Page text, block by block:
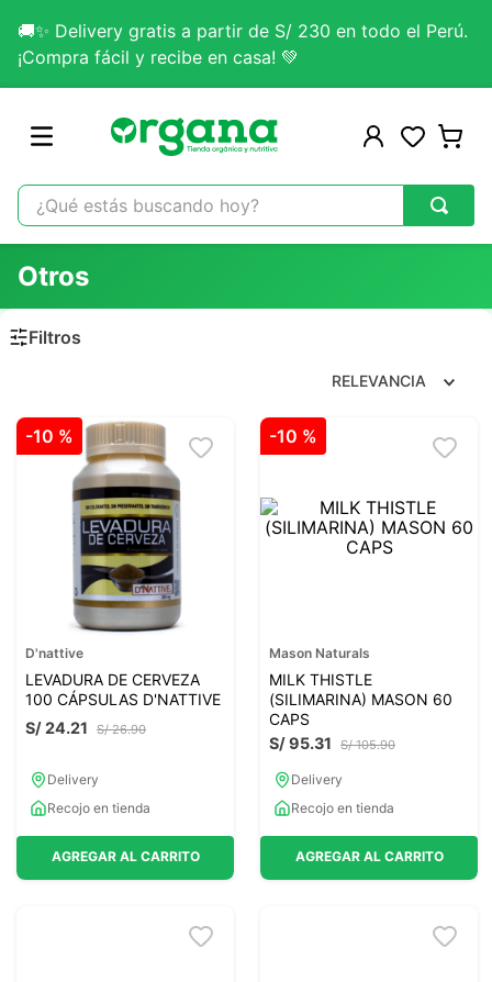
🚚✨ Delivery gratis a partir de S/ 230 en todo el Perú.
¡Compra fácil y recibe en casa! 💚
¿Qué estás buscando hoy?
1.
omega 3
2.
citrato magnesio
5.
kefir
glicinato magnesio
magnesio
melena leon
stevia
proteina
Otros
RELEVANCIA
-10 %
D'nattive
LEVADURA DE CERVEZA
100 CÁPSULAS D'NATTIVE
S/ 26.90
S/24.21
Delivery
Recojo en tienda
AGREGAR AL CARRITO
-10 %
Mason Naturals
MILK THISTLE
(SILIMARINA) MASON 60
CAPS
S/ 105.90
S/95.31
Delivery
Recojo en tienda
AGREGAR AL CARRITO